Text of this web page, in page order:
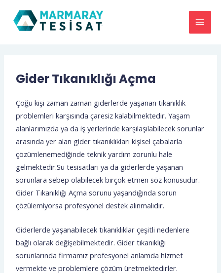
Gider Tıkanıklığı Açma
Çoğu kişi zaman zaman giderlerde yaşanan tıkanıklık
problemleri karşısında çaresiz kalabilmektedir. Yaşam
alanlarımızda ya da iş yerlerinde karşılaşılabilecek sorunlar
arasında yer alan gider tıkanıklıkları kişisel çabalarla
çözümlenemediğinde teknik yardım zorunlu hale
gelmektedir.Su tesisatları ya da giderlerde yaşanan
sorunlara sebep olabilecek birçok etmen söz konusudur.
Gider Tıkanıklığı Açma sorunu yaşandığında sorun
çözülemiyorsa profesyonel destek alınmalıdır.
Giderlerde yaşanabilecek tıkanıklıklar çeşitli nedenlere
bağlı olarak değişebilmektedir. Gider tıkanıklığı
sorunlarında firmamız profesyonel anlamda hizmet
vermekte ve problemlere çözüm üretmektedirler.